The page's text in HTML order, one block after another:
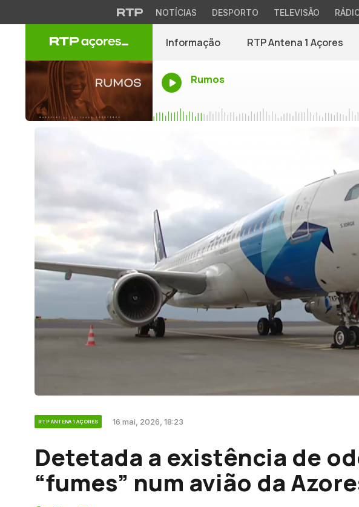
NOTÍCIAS DESPORTO TELEVISÃO
Informação RTP Antena 1 Açores
Rumos
RTP ANTENA 1 AÇORES 16 mai, 2026, 18:23
Detetada a existência de
“fumes” num avião da